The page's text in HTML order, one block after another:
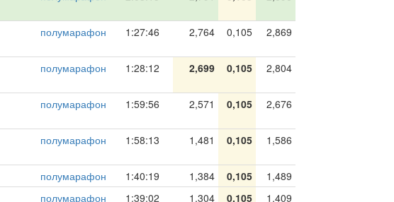
полумарафон 1:27:46 2,764 0,105 2,869
полумарафон 1:28:12 2,699 0,105 2,804
полумарафон 1:59:56 2,571 0,105 2,676
полумарафон 1:58:13 1,481 0,105 1,586
полумарафон 1:40:19 1,384 0,105
1,489
полумарафон 1:39:02 1,304 0,105
1,409